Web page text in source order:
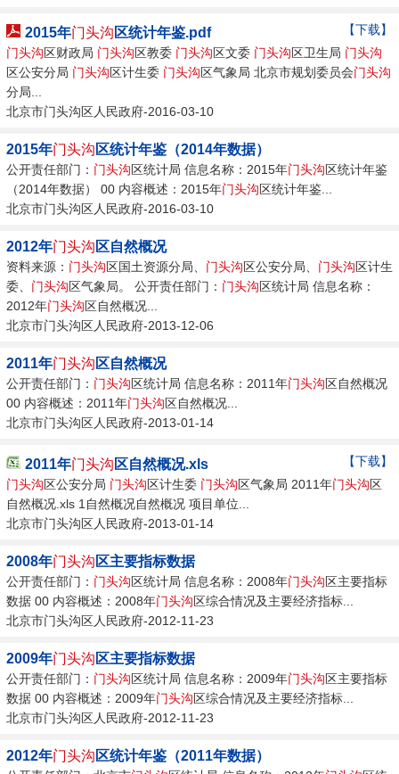
【下载】
2015年门头沟 区统计年鉴.pdf
门头沟区财政局 门头沟区教委 门头沟区文委 门头沟区卫生局 门头沟
区公安分局 门头沟区计生委 门头沟区气象局 北京市规划委员会门头沟
分局...
北京市门头沟区人民政府-2016-03-10
2015年门头沟 区统计年鉴（2014年数据）
公开责任部门： 门头沟区统计局 信息名称：2015年门头沟区统计年鉴
（2014年数据） 00 内容概述：2015年门头沟区统计年鉴...
北京市门头沟区人民政府-2016-03-10
2012年门头沟 区自然概况
资料来源： 门头沟区国土资源分局、 门头沟区公安分局、 门头沟区计生
委、 门头沟区气象局。 公开责任部门： 门头沟区统计局 信息名称：
2012年门头沟区自然概况...
北京市门头沟区人民政府-2013-12-06
2011年门头沟 区自然概况
公开责任部门： 门头沟区统计局 信息名称：2011年门头沟区自然概况
00 内容概述：2011年门头沟区自然概况...
北京市门头沟区人民政府-2013-01-14
【下载】
2011年门头沟 区自然概况.xls
门头沟区公安分局 门头沟区计生委 门头沟区气象局 2011年门头沟区
自然概况.xls 1自然概况自然概况 项目单位...
北京市门头沟区人民政府-2013-01-14
2008年门头沟 区主要指标数据
公开责任部门： 门头沟区统计局 信息名称：2008年门头沟区主要指标
数据 00 内容概述：2008年门头沟区综合情况及主要经济指标...
北京市门头沟区人民政府-2012-11-23
2009年门头沟 区主要指标数据
公开责任部门： 门头沟区统计局 信息名称：2009年门头沟区主要指标
数据 00 内容概述：2009年门头沟区综合情况及主要经济指标...
北京市门头沟区人民政府-2012-11-23
2012年门头沟 区统计年鉴（2011年数据）